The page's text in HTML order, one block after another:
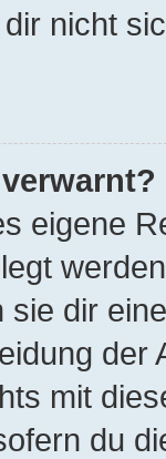
nicht
eigene
dir
der
mit
du